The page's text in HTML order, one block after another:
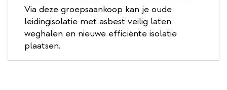
Via deze groepsaankoop kan je oude
leidingisolatie met asbest veilig laten
weghalen en nieuwe efficiënte isolatie
plaatsen.